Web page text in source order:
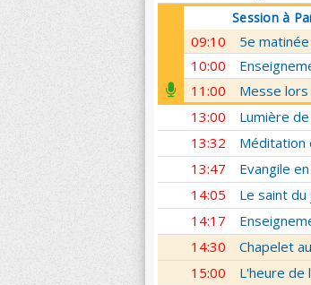
Session à
09:10
5e
10:00
11:00
Messe
13:00
Lumière
13:32 Méditation
13:47 Evangile
14:05 Le saint du
14:17
14:30 Chapelet
15:00 L'heure de